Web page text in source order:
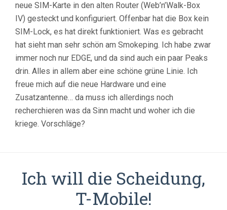
neue SIM-Karte in den alten Router (Web’n’Walk-Box
IV) gesteckt und konfiguriert. Offenbar hat die Box kein
SIM-Lock, es hat direkt funktioniert. Was es gebracht
hat sieht man sehr schön am Smokeping. Ich habe zwar
immer noch nur EDGE, und da sind auch ein paar Peaks
drin. Alles in allem aber eine schöne grüne Linie. Ich
freue mich auf die neue Hardware und eine
Zusatzantenne… da muss ich allerdings noch
recherchieren was da Sinn macht und woher ich die
kriege. Vorschläge?
Ich will die Scheidung,
T-Mobile!